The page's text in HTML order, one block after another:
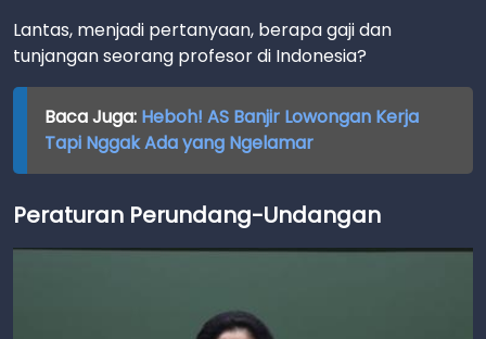
Lantas, menjadi pertanyaan, berapa gaji dan
tunjangan seorang profesor di Indonesia?
Baca Juga: Heboh! AS Banjir Lowongan Kerja
Tapi Nggak Ada yang Ngelamar
Peraturan Perundang-Undangan